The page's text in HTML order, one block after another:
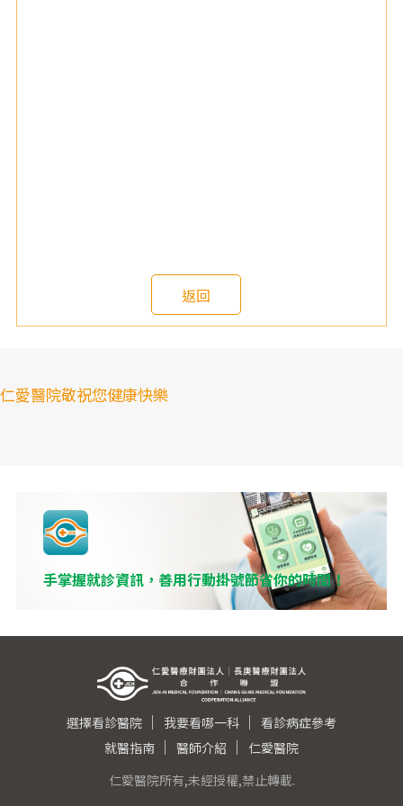
仁愛醫院敬祝您健康快樂
手掌握就診資訊，善用行動掛號節省你的時間！
選擇看診醫院 我要看哪一科
看診病症參考
就醫指南
醫師介紹
仁愛醫院
仁愛醫院所有,未經授權,禁止轉載.